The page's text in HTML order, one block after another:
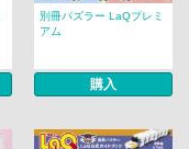
別冊パズラー LaQプレミ
アム
購入